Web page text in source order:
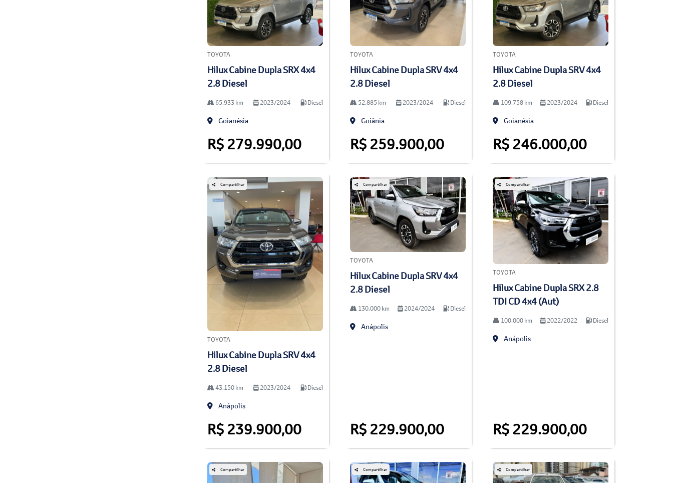
TOYOTA
Hilux Cabine Dupla SRX 4x4
2.8 Diesel
65.933 km 2023/2024 Diesel
Goianésia
R$ 279.990,00
TOYOTA
Hilux Cabine Dupla SRV 4x4
2.8 Diesel
52.885 km 2023/2024 Diesel
Goiânia
R$ 259.900,00
TOYOTA
Hilux Cabine Dupla SRV 4x4
2.8 Diesel
109.758 km 2023/2024 Diesel
Goianésia
R$ 246.000,00
Compartilhar
TOYOTA
Hilux Cabine Dupla SRV 4x4
2.8 Diesel
43.150 km 2023/2024 Diesel
Anápolis
R$ 239.900,00
Compartilhar
TOYOTA
Hilux Cabine Dupla SRV 4x4
2.8 Diesel
130.000 km 2024/2024 Diesel
Anápolis
R$ 229.900,00
Compartilhar
TOYOTA
Hilux Cabine Dupla SRX 2.8
TDI CD 4x4 (Aut)
100.000 km 2022/2022 Diesel
Anápolis
R$ 229.900,00
Compartilhar Compartilhar Compartilhar